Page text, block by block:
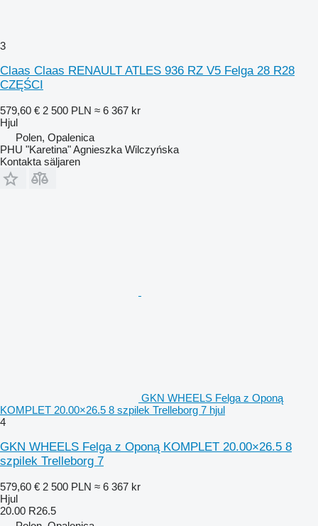
3
Claas Claas RENAULT ATLES 936 RZ V5 Felga 28 R28
CZĘŚCI
579,60 € 2 500 PLN ≈ 6 367 kr
Hjul
Polen, Opalenica
PHU "Karetina" Agnieszka Wilczyńska
Kontakta säljaren
GKN WHEELS Felga z Oponą
KOMPLET 20.00×26.5 8 szpilek Trelleborg 7 hjul
4
GKN WHEELS Felga z Oponą KOMPLET 20.00×26.5 8
szpilek Trelleborg 7
579,60 € 2 500 PLN ≈ 6 367 kr
Hjul
20.00 R26.5